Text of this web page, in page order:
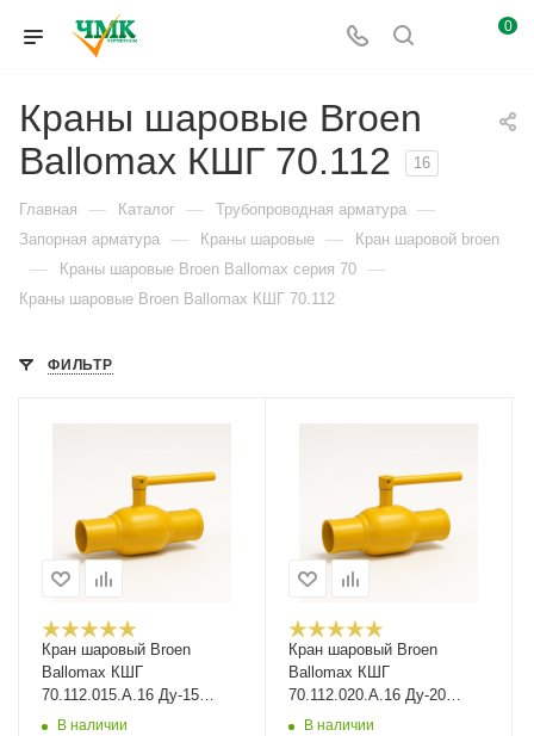
0
Краны шаровые Broen
Ballomax КШГ 70.112
16
Главная — Каталог — Трубопроводная арматура —
Запорная арматура — Краны шаровые — Кран шаровой broen
— Краны шаровые Broen Ballomax серия 70 —
Краны шаровые Broen Ballomax КШГ 70.112
ФИЛЬТР
Кран шаровый Broen
Ballomax КШГ
70.112.015.А.16 Ду-15
Ру-16
В наличии
Кран шаровый Broen
Ballomax КШГ
70.112.020.А.16 Ду-20
Ру-16
В наличии